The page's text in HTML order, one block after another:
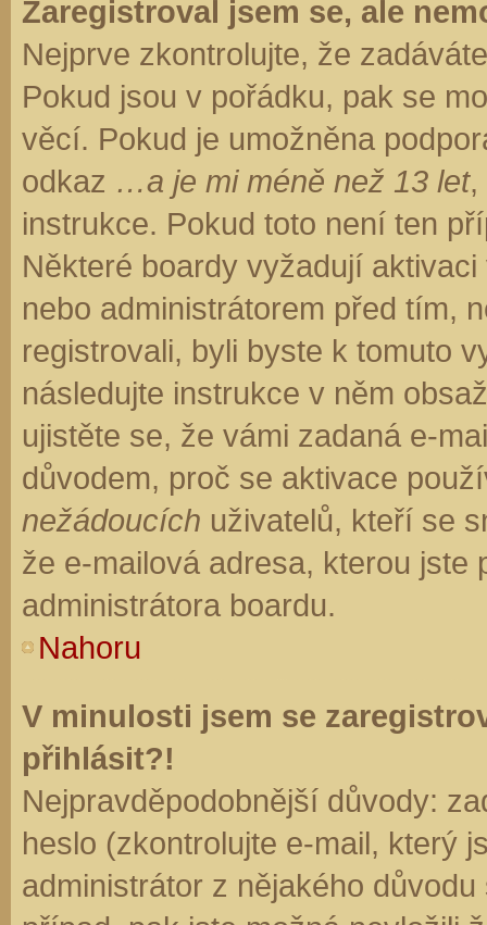
Zaregistroval jsem se, ale
Nejprve zkontrolujte, že
Pokud jsou v pořádku, pak se
věcí. Pokud je umožněna
odkaz …a je mi méně než 13 let,
instrukce. Pokud toto není ten
Některé boardy vyžadují
nebo administrátorem před tím,
registrovali, byli byste k tomuto
následujte instrukce v něm
ujistěte se, že vámi zadaná e-
důvodem, proč se aktivace
nežádoucích uživatelů, kteří se
že e-mailová adresa, kterou jste
administrátora boardu.
Nahoru
V minulosti jsem se
přihlásit?!
Nejpravděpodobnější důvody:
heslo (zkontrolujte e-mail, který
administrátor z nějakého